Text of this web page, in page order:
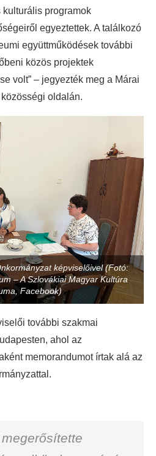
programok
egyeztettek. A találkozó
együttműködések további
közös projektek
volt” – jegyezték meg a Márai
oldalán.
képviselőivel (Fotó:
– A Szlovákiai Magyar Kultúra
Facebook)
további szakmai
ahol az
memorandumot írtak alá az